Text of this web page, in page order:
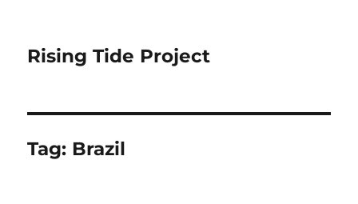
Rising Tide Project
Tag: Brazil